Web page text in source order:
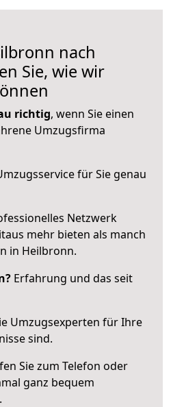
nach
Sie, wie wir
richtig, wenn Sie einen
Umzugsfirma
für Sie genau
Netzwerk
mehr bieten als manch
in Heilbronn.
Erfahrung und das seit
Umzugsexperten für Ihre
sind.
Sie zum Telefon oder
ganz bequem